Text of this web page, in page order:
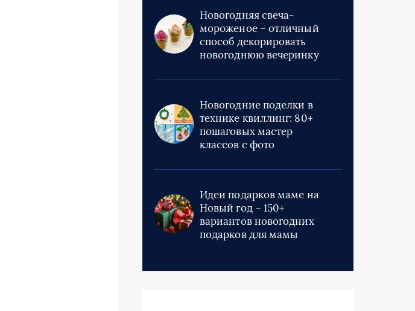
Новогодняя свеча-
мороженое – отличный
способ декорировать
новогоднюю вечеринку
Новогодние поделки в
технике квиллинг: 80+
пошаговых мастер
классов с фото
Идеи подарков маме на
Новый год – 150+
вариантов новогодних
подарков для мамы